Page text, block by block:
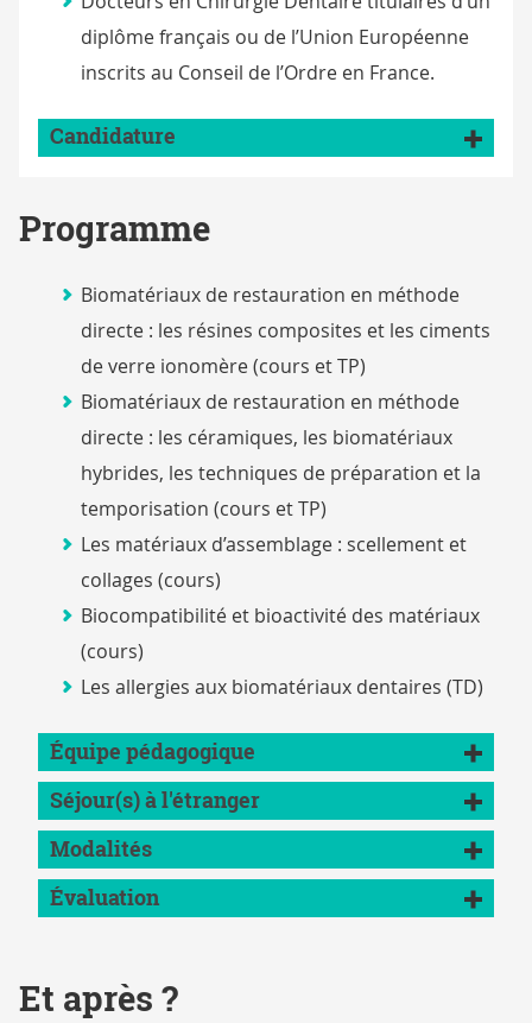
diplôme français ou de l’Union Européenne
inscrits au Conseil de l’Ordre en France.
Candidature
Programme
Biomatériaux de restauration en méthode
directe : les résines composites et les ciments
de verre ionomère (cours et TP)
Biomatériaux de restauration en méthode
directe : les céramiques, les biomatériaux
hybrides, les techniques de préparation et la
temporisation (cours et TP)
Les matériaux d’assemblage : scellement et
collages (cours)
Biocompatibilité et bioactivité des matériaux
(cours)
Les allergies aux biomatériaux dentaires (TD)
Équipe pédagogique
Séjour(s) à l'étranger
Modalités
Évaluation
Et après ?